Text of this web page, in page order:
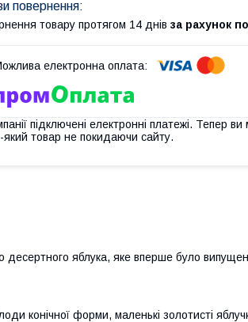
товару протягом 14 днів за рахунок
підключені електронні платежі. Тепер
який товар не покидаючи сайту.
десертного яблука, яке вперше було
конічної форми, маленькі золотисті